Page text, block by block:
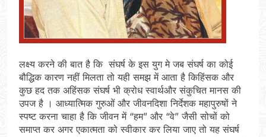
लक्ष्य करने की बात है कि संघर्ष के इस युग मे जब संघर्ष का कोई
बौद्धिक कारण नहीं मिलता तो यही समझ में आता है किहिंसक और
कुछ हद तक अहिंसक संघर्ष भी क्रोध स्वार्थऔर संकुचित मानस की
उपज है । आध्यात्मिक गुरुओं और जीवनदिशा निर्देशक महापुरुषों ने
स्पष्ट करना चाहा है कि जीवन में “हम” और “वे” जैसी सोचों को
समाप्त कर अगर एकात्मता को स्वीकार कर लिया जाए तो यह संघर्ष